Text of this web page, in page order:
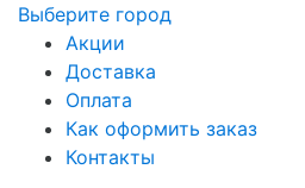
Выберите город
Акции
Доставка
Оплата
Как оформить заказ
Контакты